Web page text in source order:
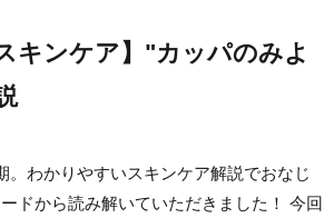
キンケア】"カッパのみよ
わかりやすいスキンケア解説でおなじ
ドから読み解いていただきました！ 今回